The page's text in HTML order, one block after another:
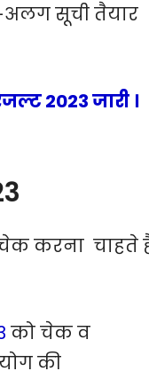
अलग सूची तैयार
2023 जारी ।
करना चाहते
को चेक व
की